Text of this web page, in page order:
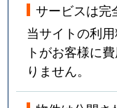
サービスは完
当サイトの利
トがお客様に
りません。